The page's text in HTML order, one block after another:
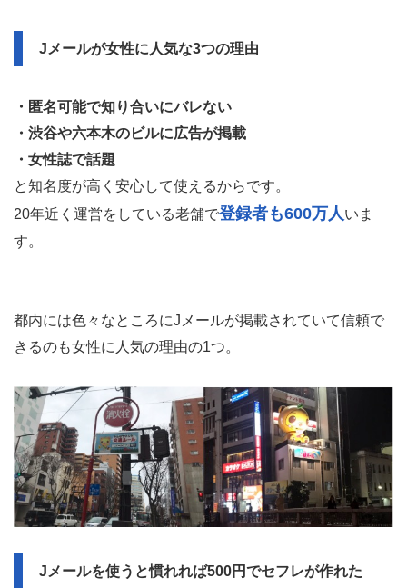
Jメールが女性に人気な3つの理由
・匿名可能で知り合いにバレない
・渋谷や六本木のビルに広告が掲載
・女性誌で話題
と知名度が高く安心して使えるからです。
20年近く運営をしている老舗で登録者も600万人いま
す。
都内には色々なところにJメールが掲載されていて信頼で
きるのも女性に人気の理由の1つ。
Jメールを使うと慣れれば500円でセフレが作れた